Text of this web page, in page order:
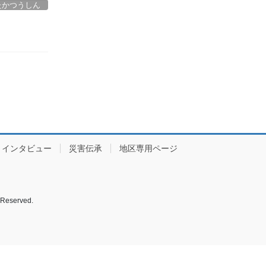
かつうしん
インタビュー 災害伝承
地区専用ページ